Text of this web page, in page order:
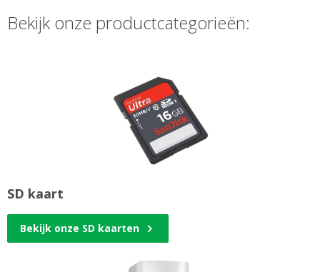
Bekijk onze productcategorieën:
SD kaart
Bekijk onze SD kaarten